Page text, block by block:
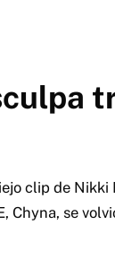
clip de
Chyna, se